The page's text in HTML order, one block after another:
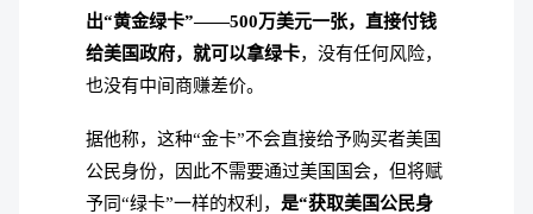
出“黄金绿卡”——500万美元一张，直接付钱
给美国政府，就可以拿绿卡，没有任何风险，
也没有中间商赚差价。
据他称，这种“金卡”不会直接给予购买者美国
公民身份，因此不需要通过美国国会，但将赋
予同“绿卡”一样的权利， 是“获取美国公民身